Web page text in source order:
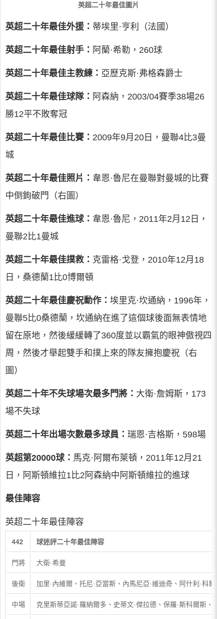
英超二十年最佳圖片
英超二十年最佳外援： 蒂埃里·亨利（法國）
英超二十年最佳射手： 阿蘭·希勒，260球
英超二十年最佳主教練： 亞歷克斯·弗格森爵士
英超二十年最佳球隊： 阿森納，2003/04賽季38場26
勝12平不敗奪冠
英超二十年最佳比賽： 2009年9月20日，曼聯4比3曼
城
英超二十年最佳照片： 韋恩·魯尼在曼聯對曼城的比賽
中倒鉤破門（右圖）
英超二十年最佳進球： 韋恩·魯尼，2011年2月12日，
曼聯2比1曼城
英超二十年最佳撲救： 克雷格·戈登，2010年12月18
日，桑德蘭1比0博爾頓
英超二十年最佳慶祝動作： 埃里克·坎通納，1996年，
曼聯5比0桑德蘭，坎通納在進了這個球後面無表情地
留在原地，然後緩緩轉了360度並以霸氣的眼神傲視四
周，然後才舉起雙手和撲上來的隊友擁抱慶祝（右
圖）
英超二十年不失球場次最多門將： 大衛·詹姆斯，173
場不失球
英超二十年出場次數最多球員： 瑞恩·吉格斯，598場
英超第20000球： 馬克·阿爾布萊頓，2011年12月21
日，阿斯頓維拉1比2阿森納中阿斯頓維拉的進球
最佳陣容
英超二十年最佳陣容
442 球迷評二十年最佳陣容
門將 大衛·希曼
後衛 加里·內維爾、托尼·亞當斯、內馬尼亞·維迪奇、阿什利·科爾
中場 克里斯蒂亞諾·羅納爾多、史蒂文·傑拉德、保羅·斯科爾斯、